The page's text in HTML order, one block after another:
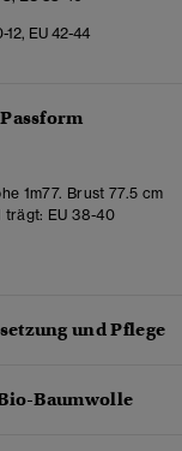
12, EU 42-44
1m77. Brust 77.5 cm
trägt: EU 38-40
und Pflege
Baumwolle